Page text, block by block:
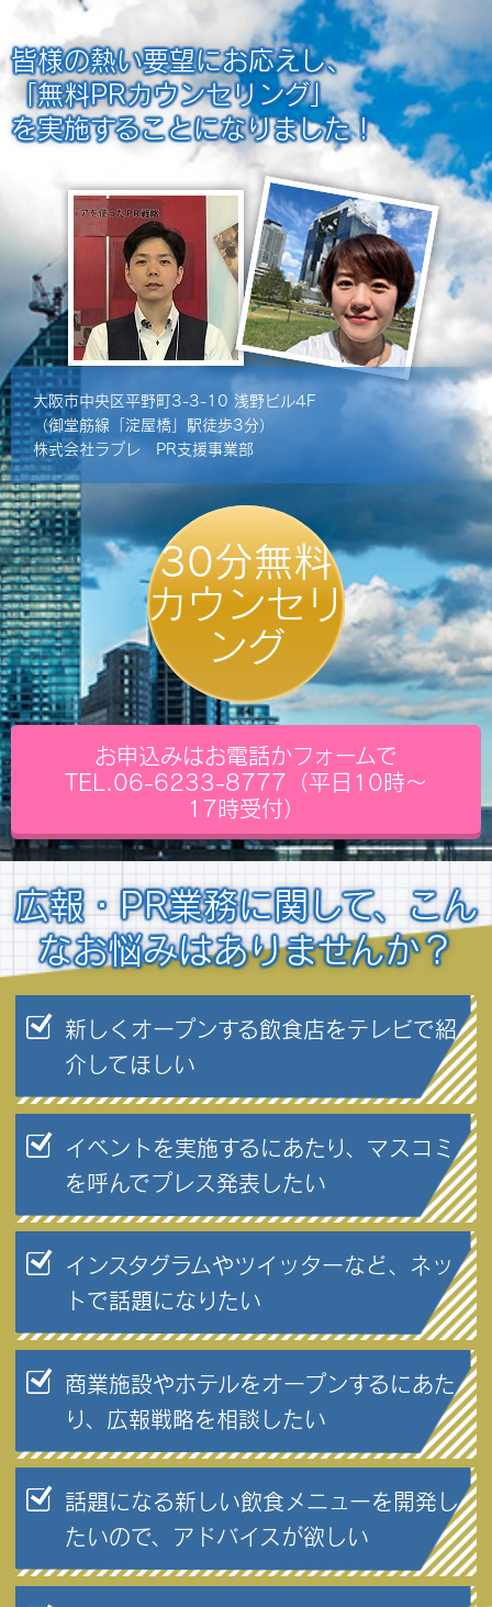
皆様の熱い要望にお応えし、
「無料PRカウンセリング」
を実施することになりました！
大阪市中央区平野町3-3-10 浅野ビル4F
（御堂筋線「淀屋橋」駅徒歩3分）
株式会社ラプレ PR支援事業部
30分無料
カウンセリ
ング
お申込みはお電話かフォームで
TEL.06-6233-8777（平日10時～
17時受付）
広報・PR業務に関して、こん
なお悩みはありませんか？
新しくオープンする飲食店をテレビで紹
介してほしい
イベントを実施するにあたり、マスコミ
を呼んでプレス発表したい
インスタグラムやツイッターなど、ネッ
トで話題になりたい
商業施設やホテルをオープンするにあた
り、広報戦略を相談したい
話題になる新しい飲食メニューを開発し
たいので、アドバイスが欲しい